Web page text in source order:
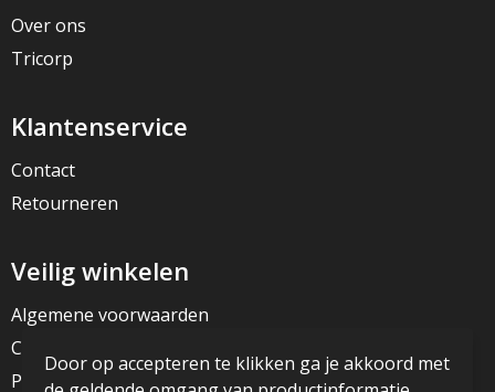
Over ons
Tricorp
Klantenservice
Contact
Retourneren
Veilig winkelen
Algemene voorwaarden
Cookieverklaring
Privacyverklaring
Door op accepteren te klikken ga je akkoord met